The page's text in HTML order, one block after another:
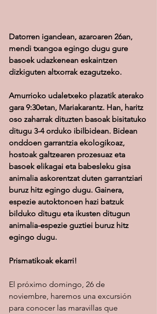
Datorren igandean, azaroaren 26an,
mendi txangoa egingo dugu gure
basoek udazkenean eskaintzen
dizkiguten altxorrak ezagutzeko.
Amurrioko udaletxeko plazatik aterako
gara 9:30etan, Mariakarantz. Han, haritz
oso zaharrak dituzten basoak bisitatuko
ditugu 3-4 orduko ibilbidean. Bidean
onddoen garrantzia ekologikoaz,
hostoak galtzearen prozesuaz eta
basoek elikagai eta babesleku gisa
animalia askorentzat duten garrantziari
buruz hitz egingo dugu. Gainera,
espezie autoktonoen hazi batzuk
bilduko ditugu eta ikusten ditugun
animalia-espezie guztiei buruz hitz
egingo dugu.
Prismatikoak ekarri!
El próximo domingo, 26 de
noviembre, haremos una excursión
para conocer las maravillas que